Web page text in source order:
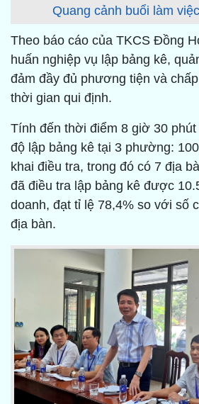
Quang cảnh buổi làm
Theo báo cáo của TKCS Đồng
huấn nghiệp vụ lập bảng kê,
đảm đầy đủ phương tiện và
thời gian qui định.
Tính đến thời điểm 8 giờ 30 phút
độ lập bảng kê tại 3 phường:
khai điều tra, trong đó có 7 địa
đã điều tra lập bảng kê được
doanh, đạt tỉ lệ 78,4% so với số
địa bàn.